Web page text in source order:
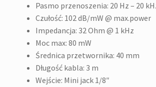
Pasmo przenoszenia: 20 Hz – 20
Czułość: 102 dB/mW @ max.power
Impedancja: 32 Ohm @ 1 kHz
Moc max: 80 mW
Średnica przetwornika: 40 mm
Długość kabla: 3 m
Wejście: Mini jack 1/8″